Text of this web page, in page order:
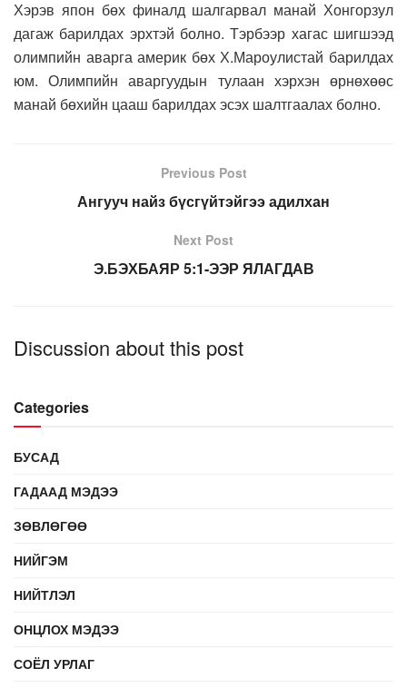
Хэрэв япон бөх финалд шалгарвал манай Хонгорзул
дагаж барилдах эрхтэй болно. Тэрбээр хагас шигшээд
олимпийн аварга америк бөх Х.Мароулистай барилдах
юм. Олимпийн аваргуудын тулаан хэрхэн өрнөхөөс
манай бөхийн цааш барилдах эсэх шалтгаалах болно.
Previous Post
Ангууч найз бүсгүйтэйгээ адилхан
Next Post
Э.БЭХБАЯР 5:1-ЭЭР ЯЛАГДАВ
Discussion about this post
Categories
БУСАД
ГАДААД МЭДЭЭ
ЗӨВЛӨГӨӨ
НИЙГЭМ
НИЙТЛЭЛ
ОНЦЛОХ МЭДЭЭ
СОЁЛ УРЛАГ